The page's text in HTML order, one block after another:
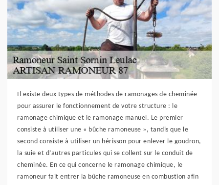
Il existe deux types de méthodes de ramonages de cheminée
pour assurer le fonctionnement de votre structure : le
ramonage chimique et le ramonage manuel. Le premier
consiste à utiliser une « bûche ramoneuse », tandis que le
second consiste à utiliser un hérisson pour enlever le goudron,
la suie et d’autres particules qui se collent sur le conduit de
cheminée. En ce qui concerne le ramonage chimique, le
ramoneur fait entrer la bûche ramoneuse en combustion afin